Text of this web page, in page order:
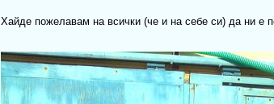
Хайде пожелавам на всички (че и на себе си) да ни е